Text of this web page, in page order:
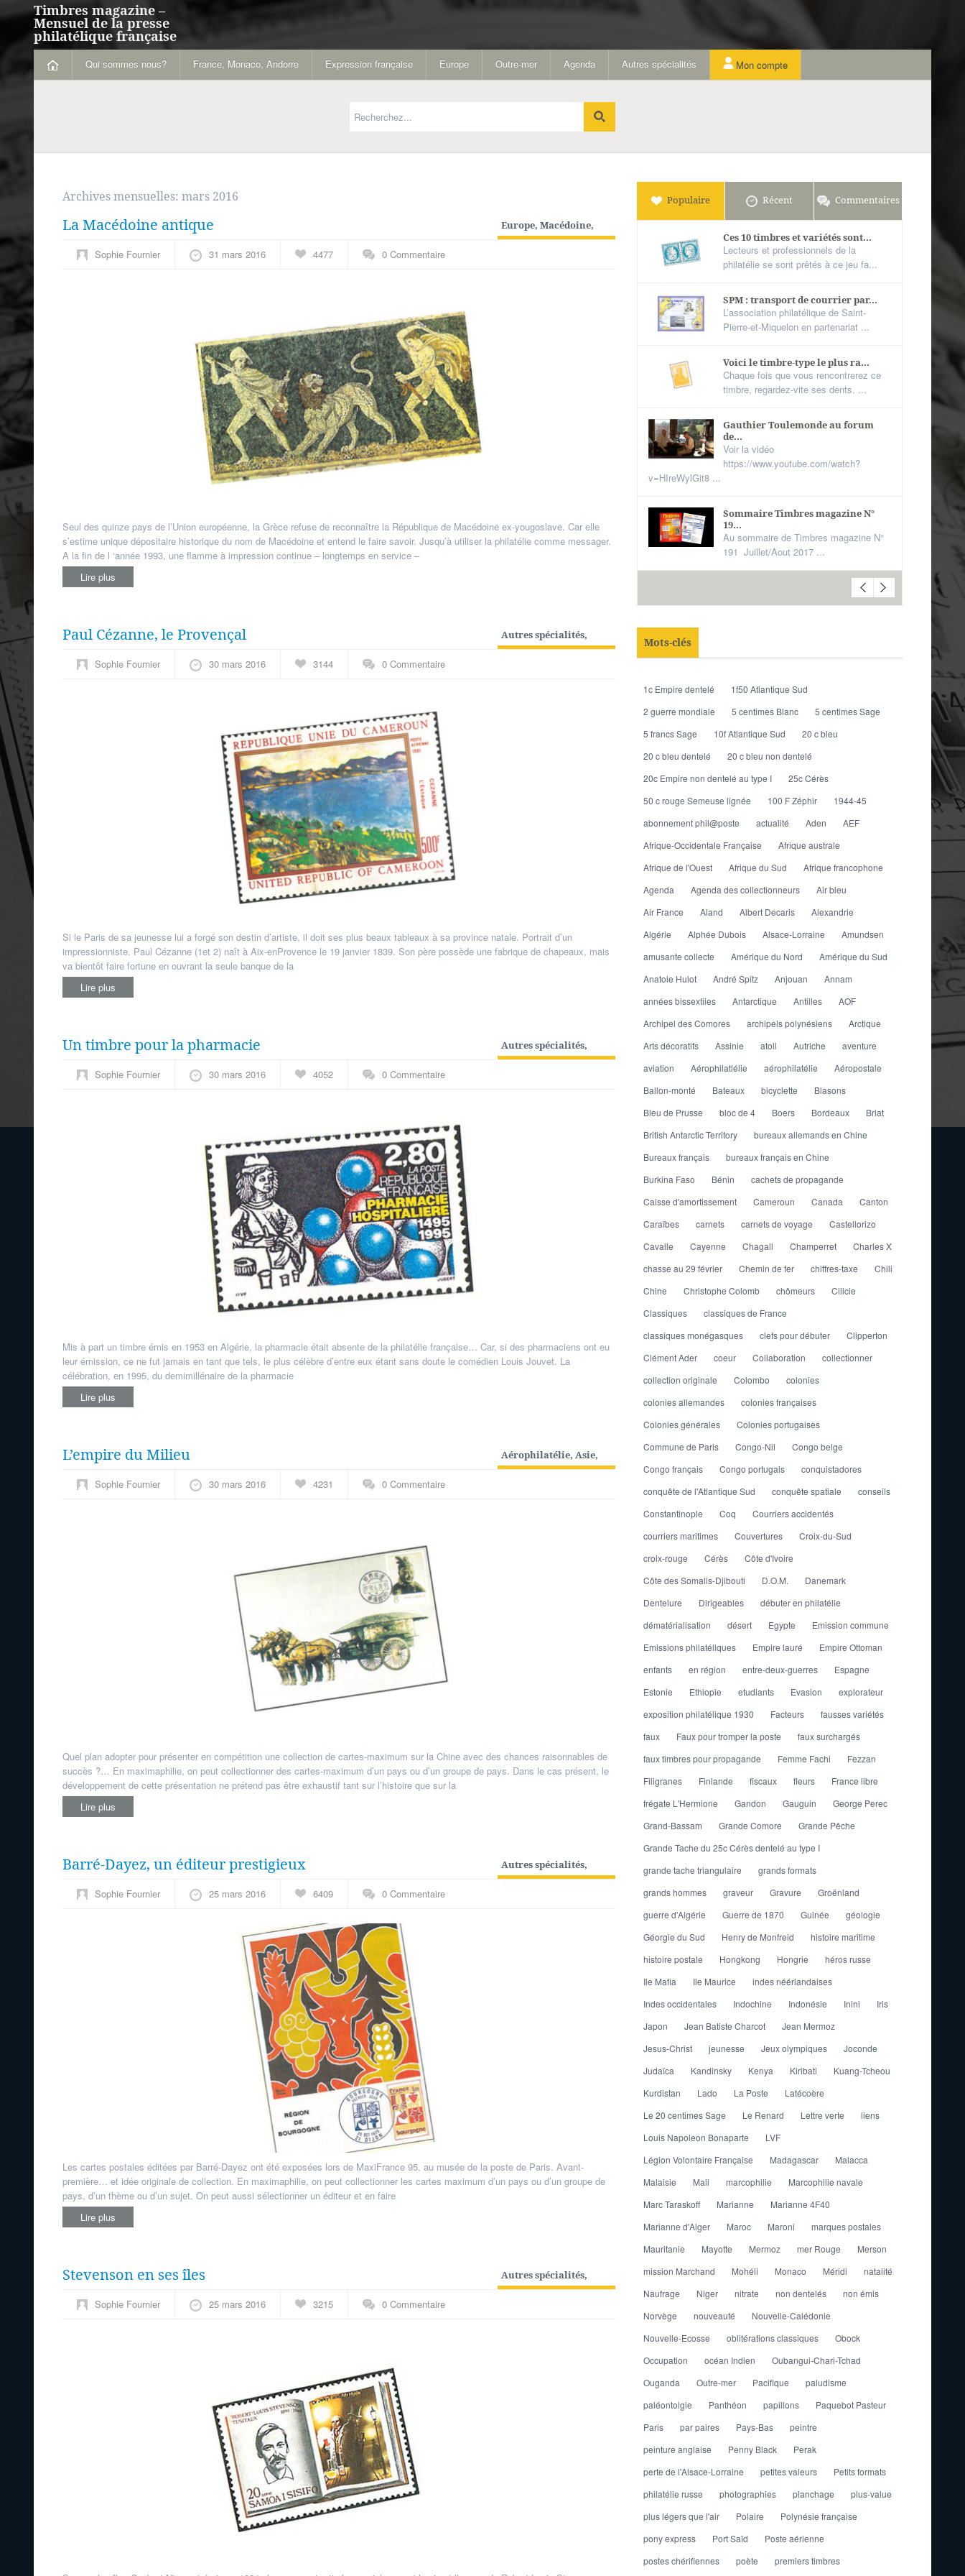
Timbres magazine –
Mensuel de la presse
philatélique française
Qui sommes nous? France, Monaco, Andorre Expression française Europe Outre-mer Agenda Autres spécialités Mon compte
Archives mensuelles: mars 2016
La Macédoine antique Europe, Macédoine,
Sophie Fournier 31 mars 2016 4477 0 Commentaire
Seul des quinze pays de l’Union européenne, la Grèce refuse de reconnaître la République de Macédoine ex-yougoslave. Car elle
s’estime unique dépositaire historique du nom de Macédoine et entend le faire savoir. Jusqu’à utiliser la philatélie comme messager.
A la fin de l ‘année 1993, une flamme à impression continue – longtemps en service –
Lire plus
Paul Cézanne, le Provençal Autres spécialités,
Sophie Fournier 30 mars 2016 3144 0 Commentaire
Si le Paris de sa jeunesse lui a forgé son destin d’artiste, il doit ses plus beaux tableaux à sa province natale. Portrait d’un
impressionniste. Paul Cézanne (1et 2) naît à Aix-en­Provence le 19 janvier 1839. Son père possède une fabrique de chapeaux, mais
va bientôt faire fortune en ouvrant la seule banque de la
Lire plus
Un timbre pour la pharmacie Autres spécialités,
Sophie Fournier 30 mars 2016 4052 0 Commentaire
Mis à part un timbre émis en 1953 en Algérie, la pharmacie était absente de la philatélie française… Car, si des pharmaciens ont eu
leur émission, ce ne fut jamais en tant que tels, le plus célèbre d’entre eux étant sans doute le comédien Louis Jouvet. La
célébration, en 1995, du demi­millénaire de la pharmacie
Lire plus
L’empire du Milieu Aérophilatélie, Asie,
Sophie Fournier 30 mars 2016 4231 0 Commentaire
Quel plan adopter pour présenter en compétition une collection de cartes-maximum sur la Chine avec des chances raisonnables de
succès ?… En maximaphilie, on peut collectionner des cartes-maximum d’un pays ou d’un groupe de pays. Dans le cas présent, le
développement de cette présentation ne prétend pas être exhaustif tant sur l’histoire que sur la
Lire plus
Barré-Dayez, un éditeur prestigieux Autres spécialités,
Sophie Fournier 25 mars 2016 6409 0 Commentaire
Les cartes postales éditées par Barré-Dayez ont été exposées lors de MaxiFrance 95, au musée de la poste de Paris. Avant-
première… et idée originale de collection. En maximaphilie, on peut collectionner les cartes maximum d’un pays ou d’un groupe de
pays, d’un thème ou d’un sujet. On peut aussi sélectionner un éditeur et en faire
Lire plus
Stevenson en ses îles Autres spécialités,
Sophie Fournier 25 mars 2016 3215 0 Commentaire
Populaire Récent Commentaires
Ces 10 timbres et variétés sont...
Lecteurs et professionnels de la
philatélie se sont prêtés à ce jeu fa...
SPM : transport de courrier par...
L’association philatélique de Saint-
Pierre-et-Miquelon en partenariat ...
Voici le timbre-type le plus ra...
Chaque fois que vous rencontrerez ce
timbre, regardez-vite ses dents. ...
Gauthier Toulemonde au forum
de...
Voir la vidéo
https://www.youtube.com/watch?
v=HIreWylGit8 ...
Sommaire Timbres magazine N°
19...
Au sommaire de Timbres magazine N°
191 Juillet/Aout 2017 ...
Mots-clés
1c Empire dentelé
1f50 Atlantique Sud
2 guerre mondiale
5 centimes Blanc
5 centimes Sage
5 francs Sage
10f Atlantique Sud
20 c bleu
20 c bleu dentelé
20 c bleu non dentelé
20c Empire non dentelé au type I
25c Cérès
50 c rouge Semeuse lignée
100 F Zéphir
1944-45
abonnement phil@poste
actualité Aden
AEF
Afrique-Occidentale Française
Afrique australe
Afrique de l'Ouest
Afrique du Sud
Afrique francophone
Agenda
Agenda des collectionneurs
Air bleu
Air France
Aland Albert Decaris
Alexandrie
Algérie
Alphée Dubois Alsace-Lorraine
Amundsen
amusante collecte
Amérique du Nord
Amérique du Sud
Anatole Hulot
André Spitz Anjouan
Annam
années bissextiles
Antarctique Antilles
AOF
Archipel des Comores
archipels polynésiens
Arctique
Arts décoratifs
Assinie atoll Autriche
aventure
aviation
Aérophilatlélie aérophilatélie
Aéropostale
Ballon-monté
Bateaux bicyclette
Blasons
Bleu de Prusse
bloc de 4 Boers Bordeaux
Briat
British Antarctic Territory
bureaux allemands en Chine
Bureaux français
bureaux français en Chine
Burkina Faso
Bénin
cachets de propagande
Caisse d'amortissement
Cameroun Canada
Canton
Caraïbes
carnets carnets de voyage
Castellorizo
Cavalle
Cayenne Chagall Champerret
Charles X
chasse au 29 février
Chemin de fer chiffres-taxe
Chili
Chine
Christophe Colomb chômeurs
Cilicie
Classiques
classiques de France
classiques monégasques
clefs pour débuter
Clipperton
Clément Ader
coeur Collaboration
collectionner
collection originale
Colombo
colonies
colonies allemandes
colonies françaises
Colonies générales
Colonies portugaises
Commune de Paris
Congo-Nil
Congo belge
Congo français
Congo portugais
conquistadores
conquête de l'Atlantique Sud
conquête spatiale
conseils
Constantinople
Coq
Courriers accidentés
courriers maritimes
Couvertures
Croix-du-Sud
croix-rouge
Cérès
Côte d'Ivoire
Côte des Somalis-Djibouti
D.O.M.
Danemark
Dentelure
Dirigeables
débuter en philatélie
dématérialisation
désert Egypte
Emission commune
Emissions philatéliques
Empire lauré
Empire Ottoman
enfants
en région entre-deux-guerres
Espagne
Estonie
Ethiopie etudiants Evasion
explorateur
exposition philatélique 1930
Facteurs
fausses variétés
faux
Faux pour tromper la poste
faux surchargés
faux timbres pour propagande
Femme Fachi
Fezzan
Filigranes
Finlande fiscaux fleurs
France libre
frégate L'Hermione
Gandon Gauguin
George Perec
Grand-Bassam
Grande Comore
Grande Pêche
Grande Tache du 25c Cérès dentelé au type I
grande tache triangulaire
grands formats
grands hommes
graveur Gravure
Groënland
guerre d'Algérie
Guerre de 1870 Guinée
géologie
Géorgie du Sud
Henry de Monfreid
histoire maritime
histoire postale
Hongkong Hongrie
héros russe
Ile Mafia
Ile Maurice
indes néérlandaises
Indes occidentales
Indochine Indonésie Inini
Iris
Japon
Jean Batiste Charcot
Jean Mermoz
Jesus-Christ
jeunesse Jeux olympiques
Joconde
Judaïca
Kandinsky Kenya Kiribati
Kuang-Tcheou
Kurdistan
Lado La Poste
Latécoère
Le 20 centimes Sage
Le Renard Lettre verte
liens
Louis Napoleon Bonaparte
LVF
Légion Volontaire Française
Madagascar
Malacca
Malaisie
Mali marcophilie
Marcophilie navale
Marc Taraskoff
Marianne
Marianne 4F40
Marianne d'Alger
Maroc Maroni
marques postales
Mauritanie
Mayotte Mermoz mer Rouge
Merson
mission Marchand
Mohéli Monaco Méridi
natalité
Naufrage
Niger nitrate non dentelés
non émis
Norvège
nouveauté
Nouvelle-Calédonie
Nouvelle-Ecosse
oblitérations classiques
Obock
Occupation
océan Indien
Oubangui-Chari-Tchad
Ouganda
Outre-mer Pacifique
paludisme
paléontolgie
Panthéon papillons
Paquebot Pasteur
Paris
par paires Pays-Bas
peintre
peinture anglaise
Penny Black
Perak
perte de l'Alsace-Lorraine
petites valeurs
Petits formats
philatélie russe
photographies planchage
plus-value
plus légers que l'air
Polaire
Polynésie française
pony express
Port Saïd
Poste aérienne
postes chérifiennes
poète premiers timbres